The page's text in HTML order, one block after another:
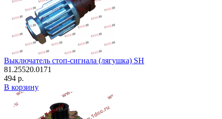
Выключатель стоп-сигнала (лягушка) SH
81.25520.0171
494 р.
В корзину